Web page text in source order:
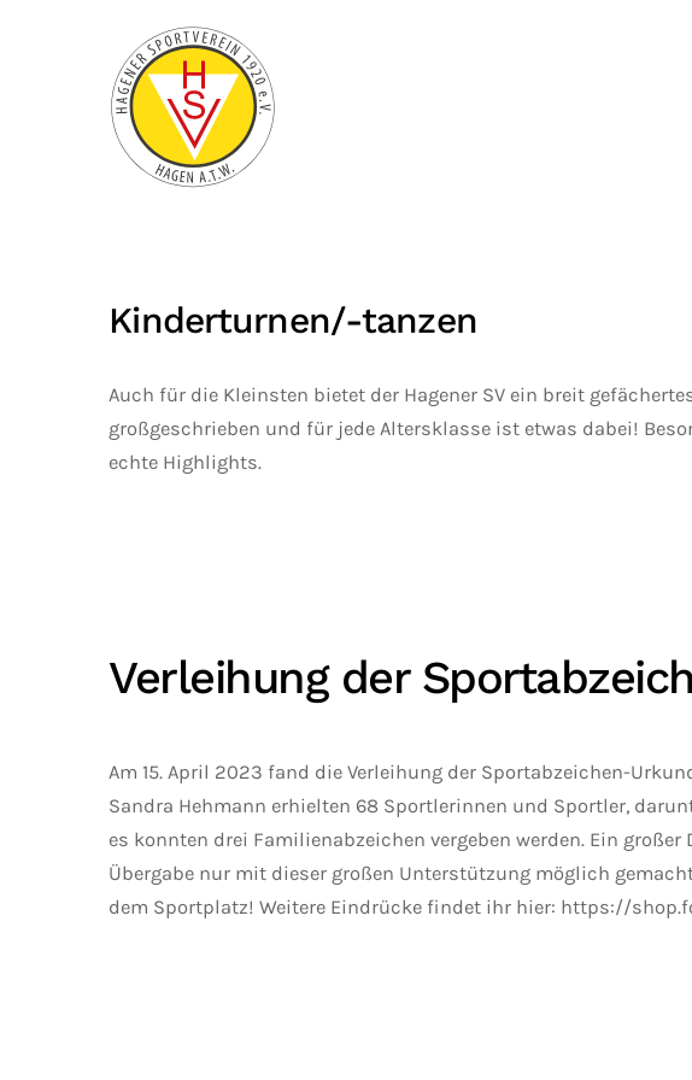
Zum Hauptinhalt springen
Kinderturnen/-tanzen
Auch für die Kleinsten bietet der Hagener SV ein breit
großgeschrieben und für jede Altersklasse ist etwas dabei!
echte Highlights.
Verleihung der
Am 15. April 2023 fand die Verleihung der Sportabzeichen-
Sandra Hehmann erhielten 68 Sportlerinnen und Sportler,
es konnten drei Familienabzeichen vergeben werden. Ein
Übergabe nur mit dieser großen Unterstützung möglich
dem Sportplatz! Weitere Eindrücke findet ihr hier: https://